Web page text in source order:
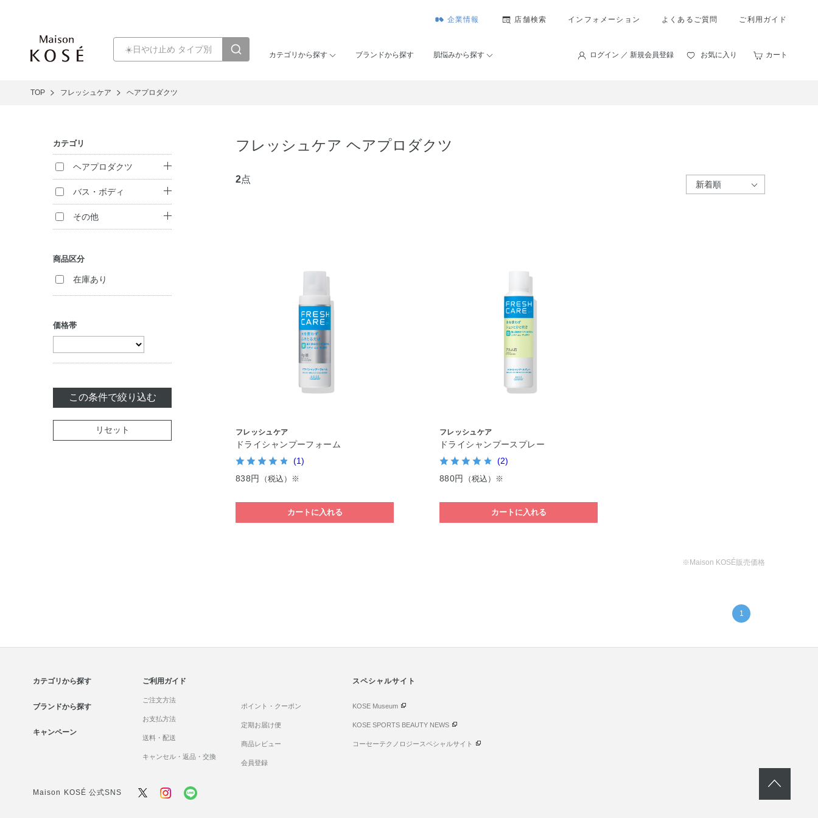
企業情報 店舗検索 インフォメーション よくあるご質問 ご利用ガイド
カテゴリから探す ブランドから探す 肌悩みから探す ログイン ／ 新規会員登録 お気に入り カート
TOP フレッシュケア ヘアプロダクツ
フレッシュケア ヘアプロダクツ
カテゴリ
ヘアプロダクツ
シャンプー
ヘアパック・コン
ディショナー
トリートメント
（アウトバス）
セット商品
バス・ボディ
ボディ洗浄料
その他
商品区分
在庫あり
価格帯
この条件で絞り込む
リセット
2点
フレッシュケア
ドライシャンプーフォーム
(1)
838円
（税込）※
カートに入れる
フレッシュケア
ドライシャンプースプレー
(2)
880円
（税込）※
カートに入れる
※Maison KOSÉ販売価格
1
カテゴリから探す
ブランドから探す
キャンペーン
ご利用ガイド
ご注文方法
お支払方法
送料・配送
キャンセル・返品・交換
ポイント・クーポン
定期お届け便
商品レビュー
会員登録
スペシャルサイト
KOSE Museum
KOSE SPORTS BEAUTY NEWS
コーセーテクノロジースペシャルサイト
Maison KOSÉ 公式SNS